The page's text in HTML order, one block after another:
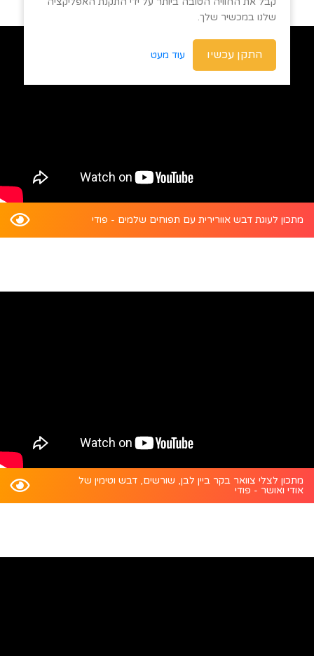
מתכון לעוגת דבש אוורירית עם תפוחים שלמים - פודי
מתכון לצלי צוואר בקר ביין לבן, שורשים, דבש וטימין של
אודי ואושר - פודי
שלנו במכשיר שלך.
התקן עכשיו עוד מעט